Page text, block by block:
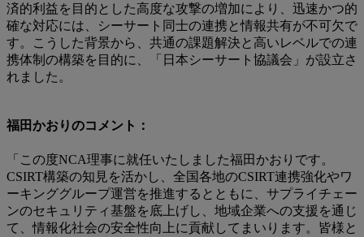
済的利益を目的とした高度な攻撃の増加により、迅速かつ的
確な対応には、シーサート同士の連携と情報共有が不可欠で
す。こうした背景から、共通の課題解決と高いレベルでの連
携体制の構築を目的に、「日本シーサート協議会」が設立さ
れました。
福田かおりのコメント：
「この度NCA理事に就任いたしました福田かおりです。
CSIRT構築の知見を活かし、全国各地のCSIRT連携強化やワ
ーキンググループ運営を推進するとともに、サプライチェー
ンのセキュリティ基盤を底上げし、地域企業への支援を通じ
て、情報化社会の安全性向上に貢献してまいります。皆様と